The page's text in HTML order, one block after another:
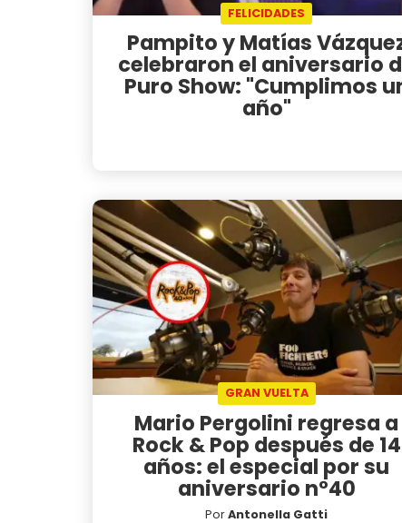
FELICIDADES
Pampito y Matías
celebraron el aniversario
Puro Show: "Cumplimos
año"
GRAN VUELTA
Mario Pergolini regresa a
Rock & Pop después de 14
años: el especial por su
aniversario n°40
PorAntonella Gatti